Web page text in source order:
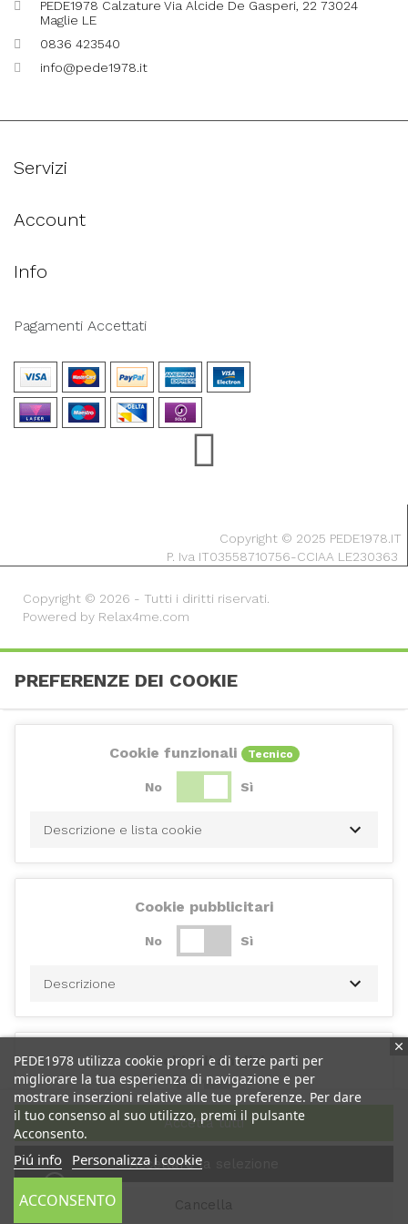
PEDE1978 Calzature Via Alcide De Gasperi, 22 73024
Maglie LE
0836 423540
info@pede1978.it
Servizi
Account
Info
Pagamenti Accettati
Copyright © 2025 PEDE1978.IT
P. Iva IT03558710756-CCIAA LE230363
Copyright © 2026 - Tutti i diritti riservati.
Powered by Relax4me.com
PEDE1978 utilizza cookie propri e di terze parti per
migliorare la tua esperienza di navigazione e per
mostrare inserzioni relative alle tue preferenze. Per dare
il tuo consenso al suo utilizzo, premi il pulsante
Acconsento.
Piú info Personalizza i cookie
ACCONSENTO
PREFERENZE DEI COOKIE
Cookie funzionali Tecnico
No Sì
Descrizione e lista cookie
Cookie pubblicitari
No Sì
Descrizione
Cookie di analisi
No Sì
Descrizione
Cookie di performance
Cancella
Accettare la selezione
Accetta tutti